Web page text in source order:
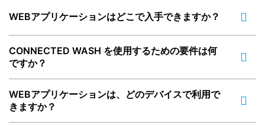
WEBアプリケーションはどこで入手できますか？
CONNECTED WASH を使用するための要件は何
ですか？
WEBアプリケーションは、どのデバイスで利用で
きますか？